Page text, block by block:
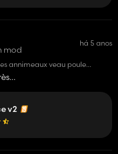
mod
há 5 anos
annimeaux veau poule
v2